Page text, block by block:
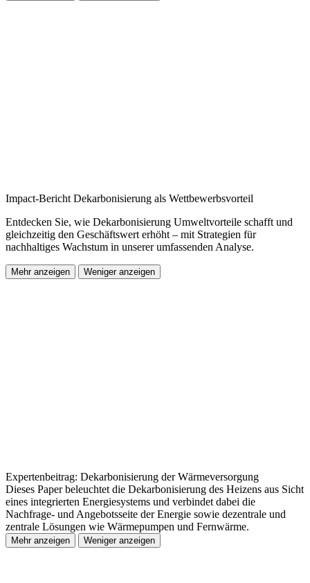
Impact-Bericht Dekarbonisierung als Wettbewerbsvorteil
Entdecken Sie, wie Dekarbonisierung Umweltvorteile schafft und
gleichzeitig den Geschäftswert erhöht – mit Strategien für
nachhaltiges Wachstum in unserer umfassenden Analyse.
Mehr anzeigen Weniger anzeigen
Expertenbeitrag: Dekarbonisierung der Wärmeversorgung
Dieses Paper beleuchtet die Dekarbonisierung des Heizens aus Sicht
eines integrierten Energiesystems und verbindet dabei die
Nachfrage- und Angebotsseite der Energie sowie dezentrale und
zentrale Lösungen wie Wärmepumpen und Fernwärme.
Mehr anzeigen Weniger anzeigen